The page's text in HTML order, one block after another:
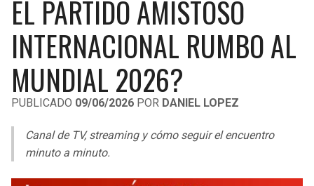
LIGA DE EXPANSIÓN MX
LEAGUES CUP
UEFA EUROPA LEAGUE
UEFA CONFERENCE LEAGUE
MLS
COPA LIBERTADORES
COPA SUDAMERICANA
RAIDERS
CHARGERS
RAVENS
BROWNS
CAVALIERS
PISTONS
PACERS
HAWKS
EL PARTIDO AMISTOSO
INTERNACIONAL RUMBO AL
MUNDIAL 2026?
PUBLICADO 09/06/2026 POR DANIEL LOPEZ
Canal de TV, streaming y cómo seguir el encuentro
minuto a minuto.